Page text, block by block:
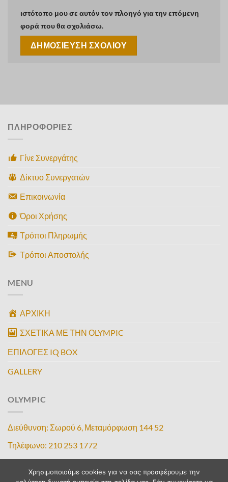
ιστότοπο μου σε αυτόν τον πλοηγό για την επόμενη
φορά που θα σχολιάσω.
ΠΛΗΡΟΦΟΡΙΕΣ
Γίνε Συνεργάτης
Δίκτυο Συνεργατών
Επικοινωνία
Όροι Χρήσης
Τρόποι Πληρωμής
Τρόποι Αποστολής
MENU
ΑΡΧΙΚΗ
ΣΧΕΤΙΚΑ ΜΕ ΤΗΝ ΟLYMPIC
ΕΠΙΛΟΓΕΣ IQ BOX
GALLERY
OLYMPIC
Διεύθυνση: Σωρού 6, Μεταμόρφωση 144 52
Τηλέφωνο: 210 253 1772
Κινητό: 6987000093
Χρησιμοποιούμε cookies για να σας προσφέρουμε την